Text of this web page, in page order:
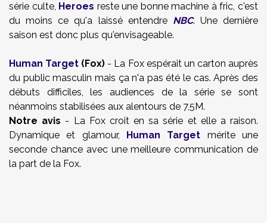
série culte, Heroes reste une bonne machine à fric, c'est
du moins ce qu'a laissé entendre NBC. Une dernière
saison est donc plus qu'envisageable.
Human Target (Fox) - La Fox espérait un carton auprès
du public masculin mais ça n'a pas été le cas. Après des
débuts difficiles, les audiences de la série se sont
néanmoins stabilisées aux alentours de 7,5M.
Notre avis - La Fox croit en sa série et elle a raison.
Dynamique et glamour, Human Target mérite une
seconde chance avec une meilleure communication de
la part de la Fox.